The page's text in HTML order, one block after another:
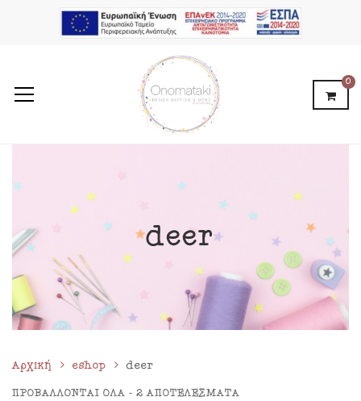
0
deer
Αρχική eshop deer
ΠΡΟΒΆΛΛΟΝΤΑΙ ΌΛΑ - 2 ΑΠΟΤΕΛΈΣΜΑΤΑ